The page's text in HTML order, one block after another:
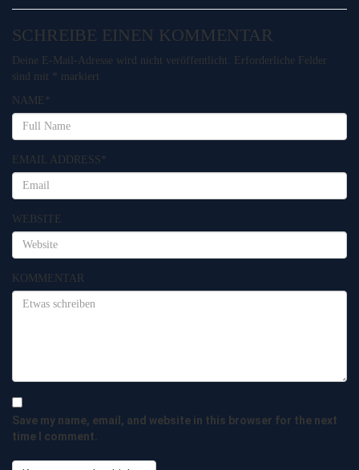
SCHREIBE EINEN KOMMENTAR
Deine E-Mail-Adresse wird nicht veröffentlicht.
Erforderliche Felder
sind mit * markiert
NAME *
EMAIL ADDRESS*
WEBSITE
KOMMENTAR
Save my name, email, and website in this browser for the next
time I comment.